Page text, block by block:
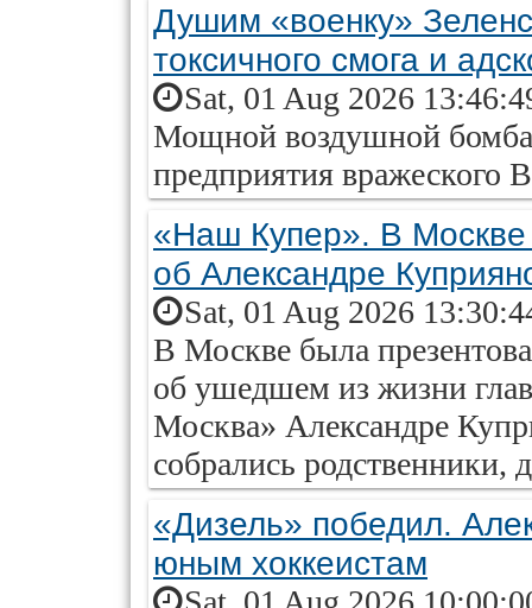
Душим «военку»
токсичного смога и
Sat, 01 Aug 2026
Мощной воздушной
предприятия вражеского
«Наш Купер». В Москве
об Александре
Sat, 01 Aug 2026
В Москве была
об ушедшем из жизни
Москва» Александре
собрались родственники,
«Дизель» победил.
юным хоккеистам